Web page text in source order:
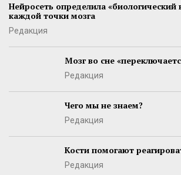
Нейросеть определила «биологический
каждой точки мозга
Редакция
Мозг во сне
Редакция
Чего мы не знаем?
Редакция
Кости помогают
Редакция